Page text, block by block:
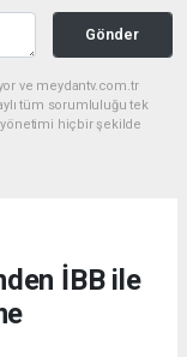
Gönder
ve meydantv.com.tr
tüm sorumluluğu tek
yönetimi hiçbir şekilde
İBB ile